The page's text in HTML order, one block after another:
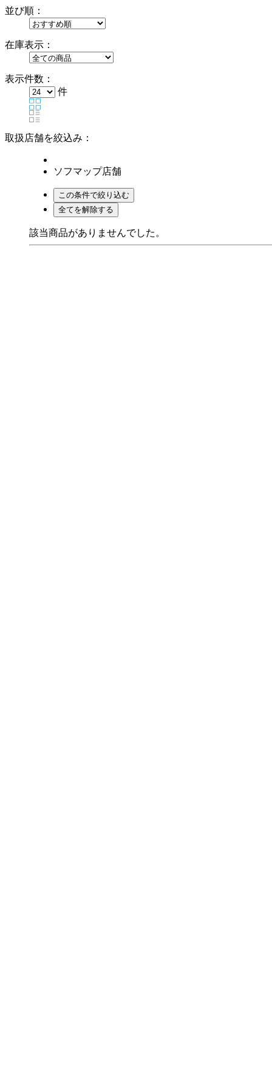
並び順：
在庫表示：
表示件数：
件
取扱店舗を絞込み：
ソフマップ店舗
該当商品がありませんでした。